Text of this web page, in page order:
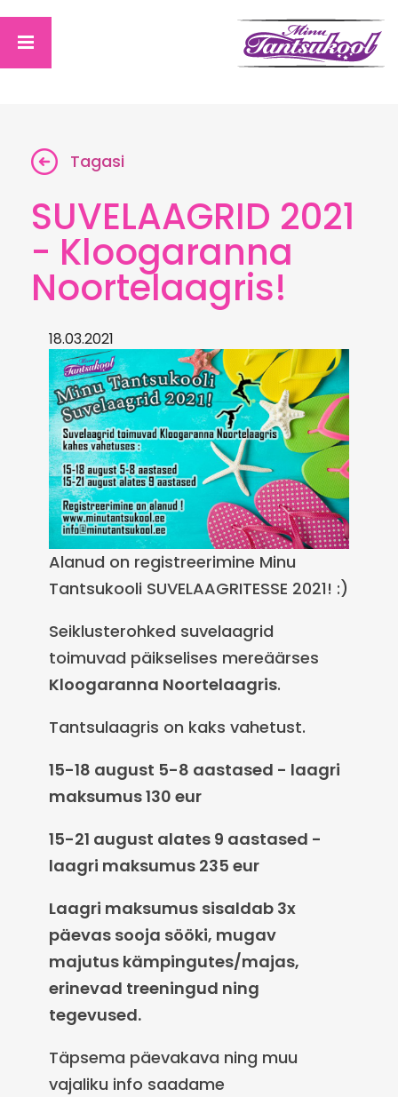
Tagasi
SUVELAAGRID 2021
- Kloogaranna
Noortelaagris!
18.03.2021
Alanud on registreerimine Minu
Tantsukooli SUVELAAGRITESSE 2021! :)
Seiklusterohked suvelaagrid
toimuvad päikselises mereäärses
Kloogaranna Noortelaagris.
Tantsulaagris on kaks vahetust.
15-18 august 5-8 aastased - laagri
maksumus 130 eur
15-21 august alates 9 aastased -
laagri maksumus 235 eur
Laagri maksumus sisaldab 3x
päevas sooja sööki, mugav
majutus kämpingutes/majas,
erinevad treeningud ning
tegevused.
Täpsema päevakava ning muu
vajaliku info saadame